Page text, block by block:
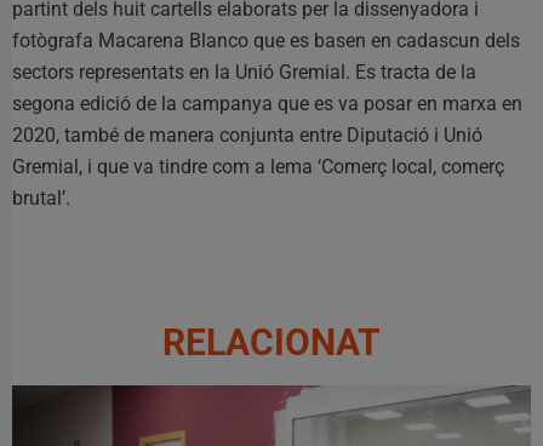
partint dels huit cartells elaborats per la dissenyadora i
fotògrafa Macarena Blanco que es basen en cadascun dels
sectors representats en la Unió Gremial. Es tracta de la
segona edició de la campanya que es va posar en marxa en
2020, també de manera conjunta entre Diputació i Unió
Gremial, i que va tindre com a lema ‘Comerç local, comerç
brutal’.
RELACIONAT